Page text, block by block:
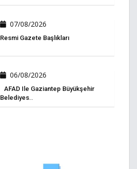
07/08/2026
Resmi Gazete Başlıkları
06/08/2026
AFAD Ile Gaziantep Büyükşehir
Belediyes..